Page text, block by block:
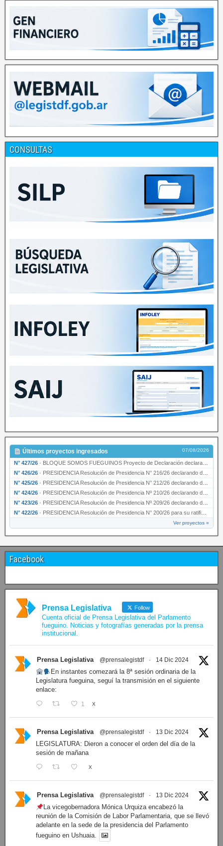
CONSULTAS
Últimos proyectos ingresados 07/08/2026
N° 427/26 · BLOQUE SOMOS FUEGUINOS Proyecto de Declaración declarando de interés provincial PRESIDENCI…
N° 426/26 · PRESIDENCIA Resolución de Presidencia N° 216/26 declarando de interés provincial la labor …
N° 425/26 · PRESIDENCIA Resolución de Presidencia N° 212/26 declarando de interés provincial el “50° A…
N° 424/26 · PRESIDENCIA Resolución de Presidencia Nº 210/26 declarando de interés provincial el proyec…
N° 423/26 · PRESIDENCIA Resolución de Presidencia Nº 209/26 declarando de interés provincial la presen…
N° 422/26 · PRESIDENCIA Resolución de Presidencia N° 200/26 para su ratificación.
Ver proyectos »
Facebook
Prensa Legislativa Follow
Cuenta oficial de Prensa Legislativa del Parlamento
fueguino. Noticias y fotografías generadas por la prensa
institucional.
Prensa Legislativa @prensalegistdf · 14 Dic 2024
En instantes comezará la 8ª sesión ordinaria de la
Legislatura fueguina, seguí la transmisión en el siguiente
enlace:
1 X
Prensa Legislativa @prensalegistdf · 13 Dic 2024
LEGISLATURA: Dieron a conocer el orden del día de la
sesión de mañana
X
Prensa Legislativa @prensalegistdf · 13 Dic 2024
La vicegobernadora Mónica Urquiza encabezó la
reunión de la Comisión de Labor Parlamentaria, que se llevó
adelante en la sede de la presidencia del Parlamento
fueguino en Ushuaia.